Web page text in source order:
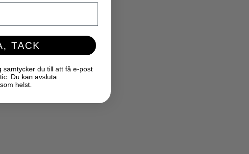
TACK
samtycker du till att få e-post
Du kan avsluta
helst.